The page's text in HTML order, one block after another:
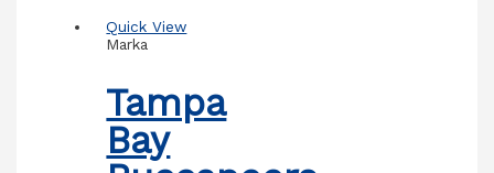
Quick View
Marka
Tampa
Bay